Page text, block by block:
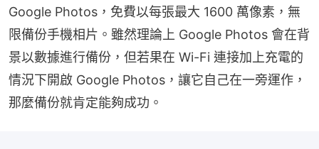
Google Photos，免費以每張最大 1600 萬像素，無
限備份手機相片。雖然理論上 Google Photos 會在背
景以數據進行備份，但若果在 Wi-Fi 連接加上充電的
情況下開啟 Google Photos，讓它自己在一旁運作，
那麼備份就肯定能夠成功。